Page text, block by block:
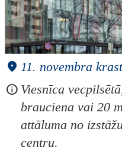
11. novembra
Viesnīca
brauciena vai 20
attāluma no
centru.